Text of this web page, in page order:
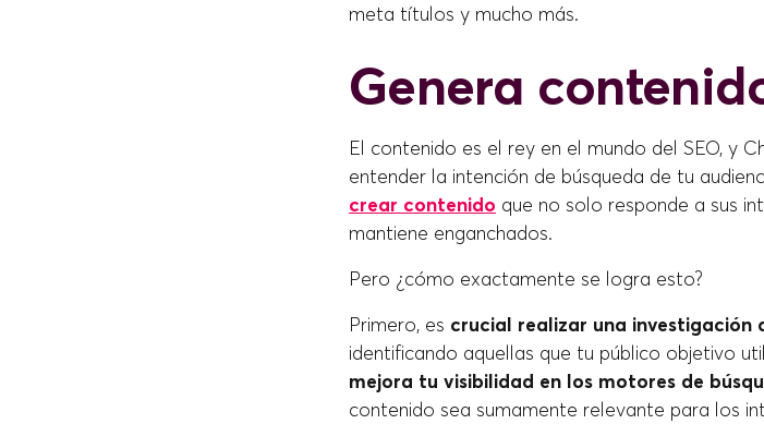
meta títulos y mucho más.
Genera
El contenido es el rey en el mundo del SEO, y
entender la intención de búsqueda de tu
crear contenido que no solo responde a sus
mantiene enganchados.
Pero ¿cómo exactamente se logra esto?
Primero, es crucial realizar una
identificando aquellas que tu público objetivo
mejora tu visibilidad en los motores de
contenido sea sumamente relevante para los